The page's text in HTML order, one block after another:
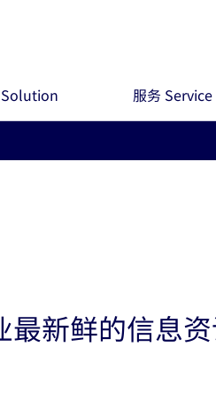
服务 Service
最新鲜的信息